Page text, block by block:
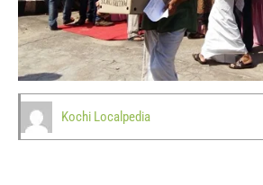
Kochi Localpedia